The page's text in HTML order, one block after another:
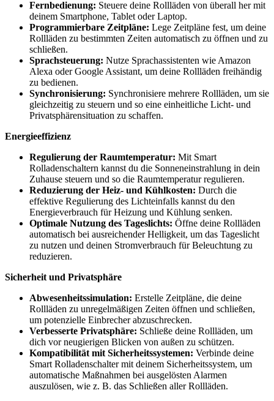
Fernbedienung: Steuere deine Rollläden von überall her mit
deinem Smartphone, Tablet oder Laptop.
Programmierbare Zeitpläne: Lege Zeitpläne fest, um deine
Rollläden zu bestimmten Zeiten automatisch zu öffnen und zu
schließen.
Sprachsteuerung: Nutze Sprachassistenten wie Amazon
Alexa oder Google Assistant, um deine Rollläden freihändig
zu bedienen.
Synchronisierung: Synchronisiere mehrere Rollläden, um sie
gleichzeitig zu steuern und so eine einheitliche Licht- und
Privatsphärensituation zu schaffen.
Energieeffizienz
Regulierung der Raumtemperatur: Mit Smart
Rolladenschaltern kannst du die Sonneneinstrahlung in dein
Zuhause steuern und so die Raumtemperatur regulieren.
Reduzierung der Heiz- und Kühlkosten: Durch die
effektive Regulierung des Lichteinfalls kannst du den
Energieverbrauch für Heizung und Kühlung senken.
Optimale Nutzung des Tageslichts: Öffne deine Rollläden
automatisch bei ausreichender Helligkeit, um das Tageslicht
zu nutzen und deinen Stromverbrauch für Beleuchtung zu
reduzieren.
Sicherheit und Privatsphäre
Abwesenheitssimulation: Erstelle Zeitpläne, die deine
Rollläden zu unregelmäßigen Zeiten öffnen und schließen,
um potenzielle Einbrecher abzuschrecken.
Verbesserte Privatsphäre: Schließe deine Rollläden, um
dich vor neugierigen Blicken von außen zu schützen.
Kompatibilität mit Sicherheitssystemen: Verbinde deine
Smart Rolladenschalter mit deinem Sicherheitssystem, um
automatische Maßnahmen bei ausgelösten Alarmen
auszulösen, wie z. B. das Schließen aller Rollläden.